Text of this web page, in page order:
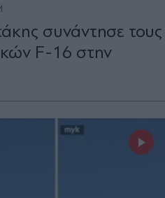
συνάντησε τους
F-16 στην